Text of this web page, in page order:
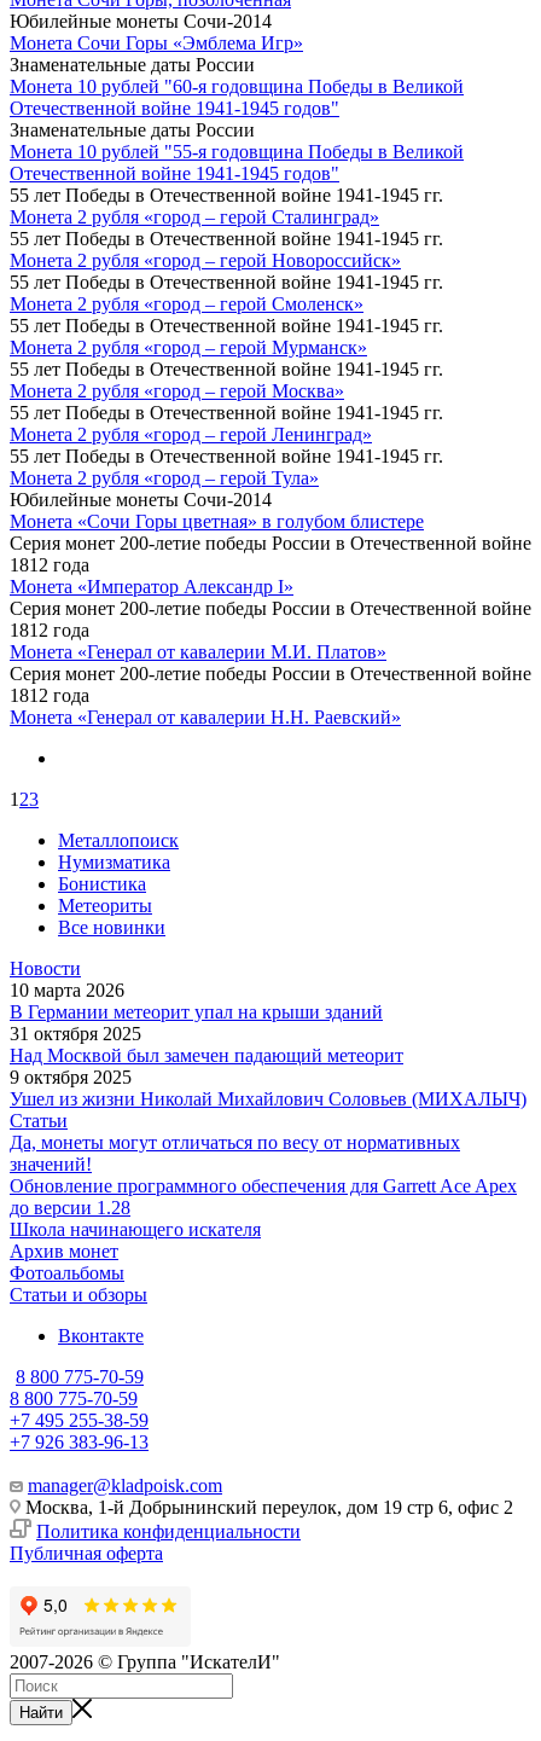
Юбилейные монеты Сочи-2014
Монета Сочи Горы «Эмблема Игр»
Знаменательные даты России
Монета 10 рублей "60-я годовщина Победы в Великой
Отечественной войне 1941-1945 годов"
Знаменательные даты России
Монета 10 рублей "55-я годовщина Победы в Великой
Отечественной войне 1941-1945 годов"
55 лет Победы в Отечественной войне 1941-1945 гг.
Монета 2 рубля «город – герой Сталинград»
55 лет Победы в Отечественной войне 1941-1945 гг.
Монета 2 рубля «город – герой Новороссийск»
55 лет Победы в Отечественной войне 1941-1945 гг.
Монета 2 рубля «город – герой Смоленск»
55 лет Победы в Отечественной войне 1941-1945 гг.
Монета 2 рубля «город – герой Мурманск»
55 лет Победы в Отечественной войне 1941-1945 гг.
Монета 2 рубля «город – герой Москва»
55 лет Победы в Отечественной войне 1941-1945 гг.
Монета 2 рубля «город – герой Ленинград»
55 лет Победы в Отечественной войне 1941-1945 гг.
Монета 2 рубля «город – герой Тула»
Юбилейные монеты Сочи-2014
Монета «Сочи Горы цветная» в голубом блистере
Серия монет 200-летие победы России в Отечественной войне
1812 года
Монета «Император Александр I»
Серия монет 200-летие победы России в Отечественной войне
1812 года
Монета «Генерал от кавалерии М.И. Платов»
Серия монет 200-летие победы России в Отечественной войне
1812 года
Монета «Генерал от кавалерии Н.Н. Раевский»
1 23
Металлопоиск
Нумизматика
Бонистика
Метеориты
Все новинки
Новости
10 марта 2026
В Германии метеорит упал на крыши зданий
31 октября 2025
Над Москвой был замечен падающий метеорит
9 октября 2025
Ушел из жизни Николай Михайлович Соловьев (МИХАЛЫЧ)
Статьи
Да, монеты могут отличаться по весу от нормативных
значений!
Обновление программного обеспечения для Garrett Ace Apex
до версии 1.28
Школа начинающего искателя
Архив монет
Фотоальбомы
Статьи и обзоры
Вконтакте
8 800 775-70-59
8 800 775-70-59
+7 495 255-38-59
+7 926 383-96-13
manager@kladpoisk.com
Москва, 1-й Добрынинский переулок, дом 19 стр 6, офис 2
Политика конфиденциальности
Публичная оферта
2007-2026 © Группа "ИскателИ"
Найти